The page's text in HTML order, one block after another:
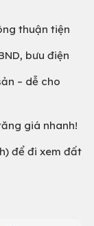
thuận tiện
bưu điện
– dễ cho
giá nhanh!
để đi xem đất